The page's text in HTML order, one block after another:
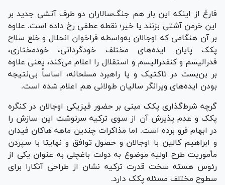
فارغ از اینکه این بار هم جنگ‌سالاران دو طرف آتشی جدید بر
این خرمن آشتی بزنند یا خیر؛ نقطه عطفی رخ داده است. علاوه
بر آن هنگامی که اوجالان به‌واسطه فراخوان انحلال و خلع سلاح
پ‎ک‎ک پایان ایده‌های مختلف خودگردانی، خودمختاری،
فدرالیسم و کنفدرالیسم و استقلال را اعلام می‌کند، یعنی علاوه
بر بن‌بست در تاکتیک و یا راهبرد مسلحانه، اساساً بی‌نتیجه
بودن ایده‌های ویرانگر سالیان طولانی هم اعلام شده است.
گرچه شرط‌گذاری پ‎ک‎ک مبنی بر حضور فیزیکی اوجالان در کنگره
پ‎ک‎ک و عدم پذیرش آن از سوی ترکیه سرنوشت این سازش را
در ابهام فرو برده است. اما مذاکرات چندین ماهه هاکان فیدان
و ابراهیم کالین با اوجالان و حصول توافق و نهایتا با سپردن
مأموریت طرح اولیه موضوع به دولت باغچلی به عنوان یکی از
رئوس هسته سخت قدرت ترکیه نشان از طراحی آنکارا برای
سطوح مختلف مسئله پ‎ک‎ک دارد.